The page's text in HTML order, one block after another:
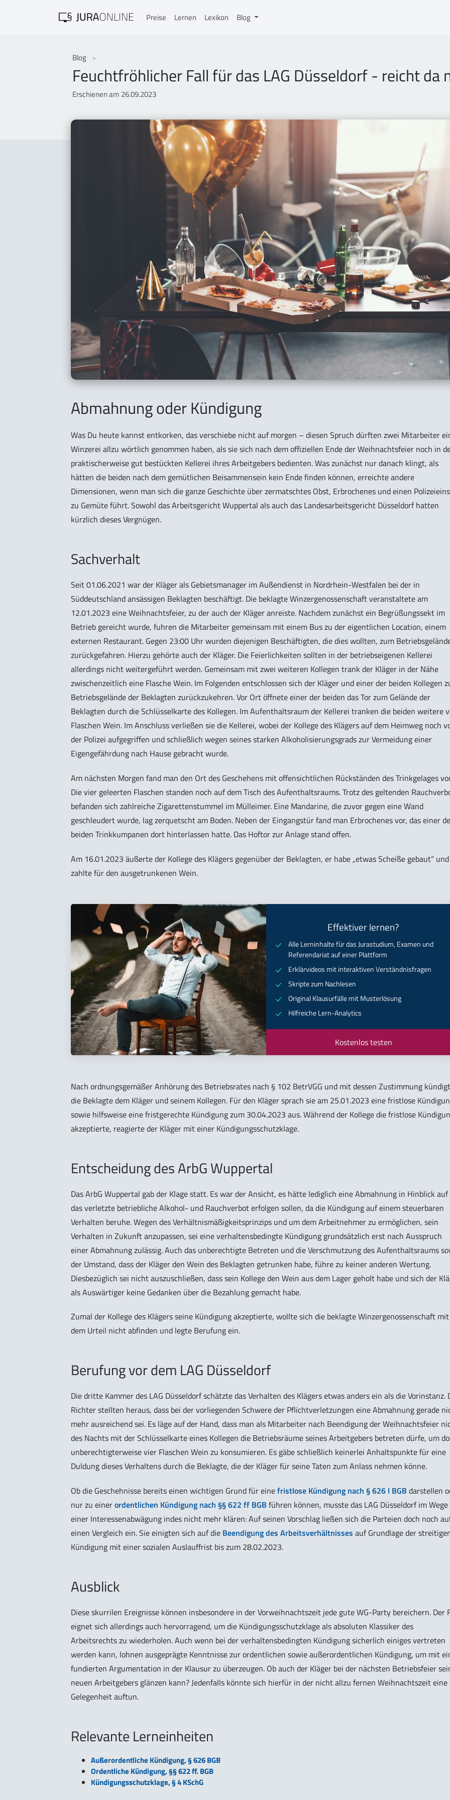
Preise Lernen Lexikon Blog
Blog
Feuchtfröhlicher Fall für das LAG Düsseldorf - reicht da
Erschienen am 26.09.2023
Abmahnung oder Kündigung
Was Du heute kannst entkorken, das verschiebe nicht auf morgen – diesen Spruch dürften zwei Mitarbeiter
Winzerei allzu wörtlich genommen haben, als sie sich nach dem offiziellen Ende der Weihnachtsfeier noch in
praktischerweise gut bestückten Kellerei ihres Arbeitgebers bedienten. Was zunächst nur danach klingt, als
hätten die beiden nach dem gemütlichen Beisammensein kein Ende finden können, erreichte andere
Dimensionen, wenn man sich die ganze Geschichte über zermatschtes Obst, Erbrochenes und einen
zu Gemüte führt. Sowohl das Arbeitsgericht Wuppertal als auch das Landesarbeitsgericht Düsseldorf hatten
kürzlich dieses Vergnügen.
Sachverhalt
Seit 01.06.2021 war der Kläger als Gebietsmanager im Außendienst in Nordrhein-Westfalen bei der in
Süddeutschland ansässigen Beklagten beschäftigt. Die beklagte Winzergenossenschaft veranstaltete am
12.01.2023 eine Weihnachtsfeier, zu der auch der Kläger anreiste. Nachdem zunächst ein Begrüßungssekt im
Betrieb gereicht wurde, fuhren die Mitarbeiter gemeinsam mit einem Bus zu der eigentlichen Location, einem
externen Restaurant. Gegen 23:00 Uhr wurden diejenigen Beschäftigten, die dies wollten, zum
zurückgefahren. Hierzu gehörte auch der Kläger. Die Feierlichkeiten sollten in der betriebseigenen Kellerei
allerdings nicht weitergeführt werden. Gemeinsam mit zwei weiteren Kollegen trank der Kläger in der Nähe
zwischenzeitlich eine Flasche Wein. Im Folgenden entschlossen sich der Kläger und einer der beiden Kollegen
Betriebsgelände der Beklagten zurückzukehren. Vor Ort öffnete einer der beiden das Tor zum Gelände der
Beklagten durch die Schlüsselkarte des Kollegen. Im Aufenthaltsraum der Kellerei tranken die beiden weitere
Flaschen Wein. Im Anschluss verließen sie die Kellerei, wobei der Kollege des Klägers auf dem Heimweg noch
der Polizei aufgegriffen und schließlich wegen seines starken Alkoholisierungsgrads zur Vermeidung einer
Eigengefährdung nach Hause gebracht wurde.
Am nächsten Morgen fand man den Ort des Geschehens mit offensichtlichen Rückständen des Trinkgelages
Die vier geleerten Flaschen standen noch auf dem Tisch des Aufenthaltsraums. Trotz des geltenden
befanden sich zahlreiche Zigarettenstummel im Mülleimer. Eine Mandarine, die zuvor gegen eine Wand
geschleudert wurde, lag zerquetscht am Boden. Neben der Eingangstür fand man Erbrochenes vor, das einer
beiden Trinkkumpanen dort hinterlassen hatte. Das Hoftor zur Anlage stand offen.
Am 16.01.2023 äußerte der Kollege des Klägers gegenüber der Beklagten, er habe „etwas Scheiße gebaut“ und
zahlte für den ausgetrunkenen Wein.
Effektiver lernen?
Alle Lerninhalte für das Jurastudium, Examen und
Referendariat auf einer Plattform
Erklärvideos mit interaktiven Verständnisfragen
Skripte zum Nachlesen
Original Klausurfälle mit Musterlösung
Hilfreiche Lern-Analytics
Kostenlos testen
Nach ordnungsgemäßer Anhörung des Betriebsrates nach § 102 BetrVGG und mit dessen Zustimmung
die Beklagte dem Kläger und seinem Kollegen. Für den Kläger sprach sie am 25.01.2023 eine fristlose
sowie hilfsweise eine fristgerechte Kündigung zum 30.04.2023 aus. Während der Kollege die fristlose
akzeptierte, reagierte der Kläger mit einer Kündigungsschutzklage.
Entscheidung des ArbG Wuppertal
Das ArbG Wuppertal gab der Klage statt. Es war der Ansicht, es hätte lediglich eine Abmahnung in Hinblick auf
das verletzte betriebliche Alkohol- und Rauchverbot erfolgen sollen, da die Kündigung auf einem steuerbaren
Verhalten beruhe. Wegen des Verhältnismäßigkeitsprinzips und um dem Arbeitnehmer zu ermöglichen, sein
Verhalten in Zukunft anzupassen, sei eine verhaltensbedingte Kündigung grundsätzlich erst nach Ausspruch
einer Abmahnung zulässig. Auch das unberechtigte Betreten und die Verschmutzung des Aufenthaltsraums
der Umstand, dass der Kläger den Wein des Beklagten getrunken habe, führe zu keiner anderen Wertung.
Diesbezüglich sei nicht auszuschließen, dass sein Kollege den Wein aus dem Lager geholt habe und sich der
als Auswärtiger keine Gedanken über die Bezahlung gemacht habe.
Zumal der Kollege des Klägers seine Kündigung akzeptierte, wollte sich die beklagte Winzergenossenschaft mit
dem Urteil nicht abfinden und legte Berufung ein.
Berufung vor dem LAG Düsseldorf
Die dritte Kammer des LAG Düsseldorf schätzte das Verhalten des Klägers etwas anders ein als die Vorinstanz.
Richter stellten heraus, dass bei der vorliegenden Schwere der Pflichtverletzungen eine Abmahnung gerade
mehr ausreichend sei. Es läge auf der Hand, dass man als Mitarbeiter nach Beendigung der Weihnachtsfeier
des Nachts mit der Schlüsselkarte eines Kollegen die Betriebsräume seines Arbeitgebers betreten dürfe, um
unberechtigterweise vier Flaschen Wein zu konsumieren. Es gäbe schließlich keinerlei Anhaltspunkte für eine
Duldung dieses Verhaltens durch die Beklagte, die der Kläger für seine Taten zum Anlass nehmen könne.
Ob die Geschehnisse bereits einen wichtigen Grund für einefristlose Kündigung nach § 626 I BGB darstellen
nur zu einerordentlichen Kündigung nach §§ 622 ff BGB führen können, musste das LAG Düsseldorf im Wege
einer Interessenabwägung indes nicht mehr klären: Auf seinen Vorschlag ließen sich die Parteien doch noch
einen Vergleich ein. Sie einigten sich auf die Beendigung des Arbeitsverhältnisses auf Grundlage der
Kündigung mit einer sozialen Auslauffrist bis zum 28.02.2023.
Ausblick
Diese skurrilen Ereignisse können insbesondere in der Vorweihnachtszeit jede gute WG-Party bereichern. Der
eignet sich allerdings auch hervorragend, um die Kündigungsschutzklage als absoluten Klassiker des
Arbeitsrechts zu wiederholen. Auch wenn bei der verhaltensbedingten Kündigung sicherlich einiges vertreten
werden kann, lohnen ausgeprägte Kenntnisse zur ordentlichen sowie außerordentlichen Kündigung, um mit
fundierten Argumentation in der Klausur zu überzeugen. Ob auch der Kläger bei der nächsten Betriebsfeier
neuen Arbeitgebers glänzen kann? Jedenfalls könnte sich hierfür in der nicht allzu fernen Weihnachtszeit eine
Gelegenheit auftun.
Relevante Lerneinheiten
Außerordentliche Kündigung, § 626 BGB
Ordentliche Kündigung, §§ 622 ff. BGB
Kündigungsschutzklage, § 4 KSchG